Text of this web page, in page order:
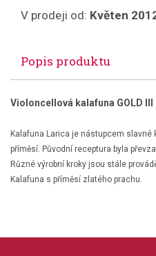
V prodeji od: Květen
Popis produktu
Violoncellová kalafuna GOLD III
Kalafuna Larica je nástupcem slavné
příměsí. Původní receptura byla
Různé výrobní kroky jsou stále
Kalafuna s příměsí zlatého prachu.